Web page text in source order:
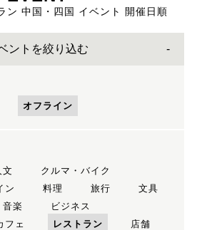
ン 中国・四国 イベント 開催日順
ントを絞り込む
オフライン
文
クルマ・バイク
ン 料理 旅行
文具
音楽
ビジネス
フェ レストラン
店舗